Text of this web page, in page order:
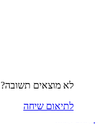
לא מוצאים תשובה?
לתיאום שיחה